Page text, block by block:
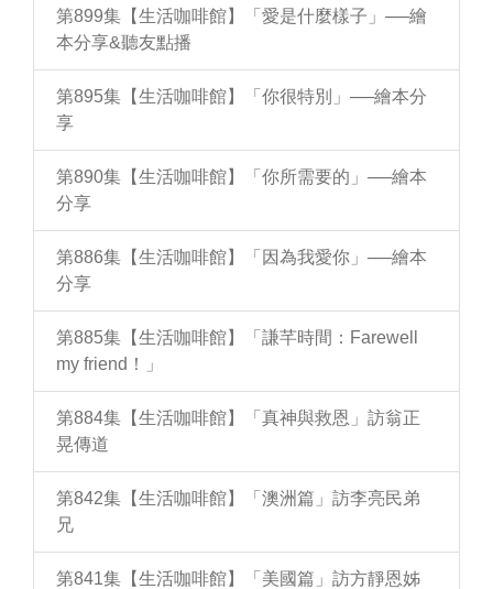
第899集【生活咖啡館】「愛是什麼樣子」──繪
本分享&聽友點播
第895集【生活咖啡館】「你很特別」──繪本分
享
第890集【生活咖啡館】「你所需要的」──繪本
分享
第886集【生活咖啡館】「因為我愛你」──繪本
分享
第885集【生活咖啡館】「謙芊時間：Farewell
my friend！」
第884集【生活咖啡館】「真神與救恩」訪翁正
晃傳道
第842集【生活咖啡館】「澳洲篇」訪李亮民弟
兄
第841集【生活咖啡館】「美國篇」訪方靜恩姊